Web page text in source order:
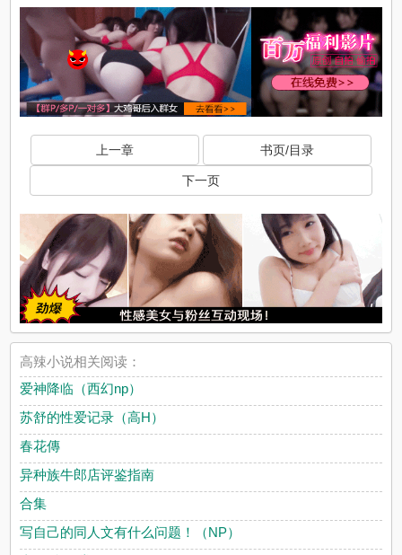
上一章 书页/目录
下一页
高辣小说相关阅读：
爱神降临（西幻np）
苏舒的性爱记录（高H）
春花傳
异种族牛郎店评鉴指南
合集
写自己的同人文有什么问题！（NP）